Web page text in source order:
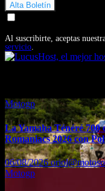
Al suscribirte, aceptas
servicio
Motogp
La Yamaha Ténéré 700
Romaniacs 2026 con
06/08/2026
Motogp